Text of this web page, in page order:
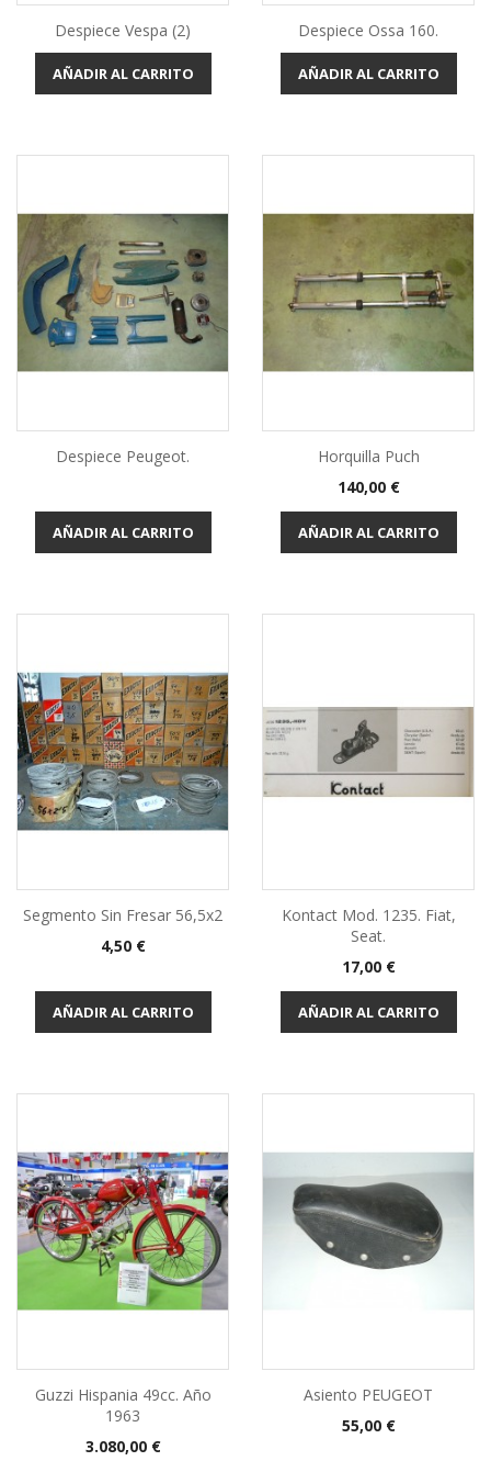
Despiece Vespa (2)
AÑADIR AL CARRITO
Despiece Ossa 160.
AÑADIR AL CARRITO
Despiece Peugeot.
AÑADIR AL CARRITO
Horquilla Puch
Precio
140,00 €
AÑADIR AL CARRITO
Segmento Sin Fresar 56,5x2
Precio
4,50 €
AÑADIR AL CARRITO
Kontact Mod. 1235. Fiat,
Seat.
Precio
17,00 €
AÑADIR AL CARRITO
Guzzi Hispania 49cc. Año
1963
Precio
3.080,00 €
Asiento PEUGEOT
Precio
55,00 €